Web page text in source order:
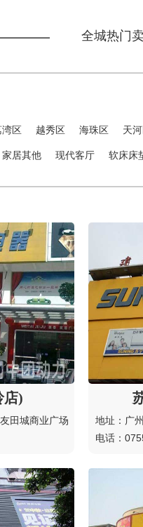
全城热门
湾区 越秀区 海珠区 天
家居其他 现代客厅 软床床
店)
田城商业广场
地址：广
电话：